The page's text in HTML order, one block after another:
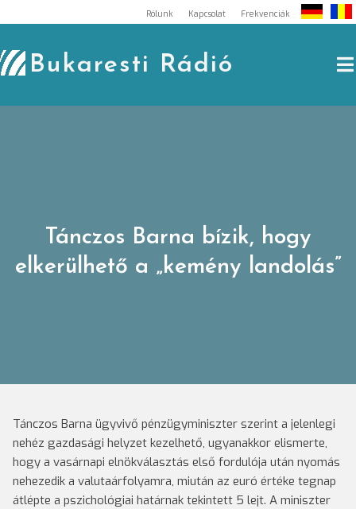
to
content
Rólunk Kapcsolat Frekvenciák
Bukaresti Rádió
Tánczos Barna bízik, hogy
elkerülhető a „kemény landolás”
Tánczos Barna ügyvivő pénzügyminiszter szerint a jelenlegi
nehéz gazdasági helyzet kezelhető, ugyanakkor elismerte,
hogy a vasárnapi elnökválasztás első fordulója után nyomás
nehezedik a valutaárfolyamra, miután az euró értéke tegnap
átlépte a pszichológiai határnak tekintett 5 lejt. A miniszter